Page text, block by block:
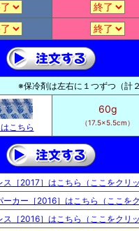
※保冷剤は左右に１つずつ（計
こちら
60g
（17.5×5.5cm）
ス［2017］はこちら（ここをクリ
ーカー［2016］はこちら（ここを
ス［2016］はこちら（ここをクリ